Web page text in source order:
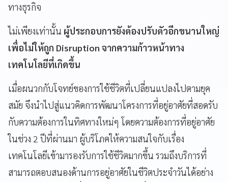
ทางธุรกิจ
ไม่เพียงเท่านั้น ผู้ประกอบการยังต้องปรับตัวอีกขนานใหญ่
เพื่อไม่ให้ถูก Disruption จากความก้าวหน้าทาง
เทคโนโลยีที่เกิดขึ้น
เมื่อผนวกกับโจทย์ของการใช้ชีวิตที่เปลี่ยนแปลงไปตามยุค
สมัย จึงนำไปสู่แนวคิดการพัฒนาโครงการที่อยู่อาศัยที่สอดรับ
กับความต้องการในทิศทางใหม่ๆ โดยความต้องการที่อยู่อาศัย
ในช่วง 2 ปีที่ผ่านมา ผู้บริโภคให้ความสนใจกับเรื่อง
เทคโนโลยีเข้ามารองรับการใช้ชีวิตมากขึ้น รวมถึงบริการที่
สามารถตอบสนองด้านการอยู่อาศัยในชีวิตประจำวันได้อย่าง